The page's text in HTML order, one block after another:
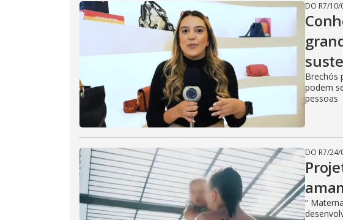
DO R7/10/
Brechós
podem
pessoas
DO R7/24/
“